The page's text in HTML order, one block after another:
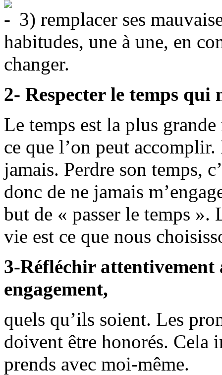
3) remplacer ses
habitudes, une à une, en
changer.
2- Respecter le temps qui
Le temps est la plus
ce que l’on peut
jamais. Perdre son temps,
donc de ne jamais
but de « passer le temps
vie est ce que nous
3-Réfléchir attentivement
engagement,
quels qu’ils soient. Les
doivent être honorés. Cela
prends avec moi-même.